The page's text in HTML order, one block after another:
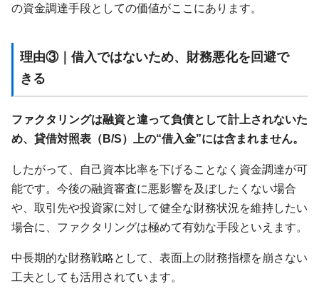
の資金調達手段としての価値がここにあります。
理由③｜借入ではないため、財務悪化を回避で
きる
ファクタリングは融資と違って負債として計上されないた
め、貸借対照表（B/S）上の“借入金”には含まれません。
したがって、自己資本比率を下げることなく資金調達が可
能です。今後の融資審査に悪影響を及ぼしたくない場合
や、取引先や投資家に対して健全な財務状況を維持したい
場合に、ファクタリングは極めて有効な手段といえます。
中長期的な財務戦略として、表面上の財務指標を崩さない
工夫としても活用されています。